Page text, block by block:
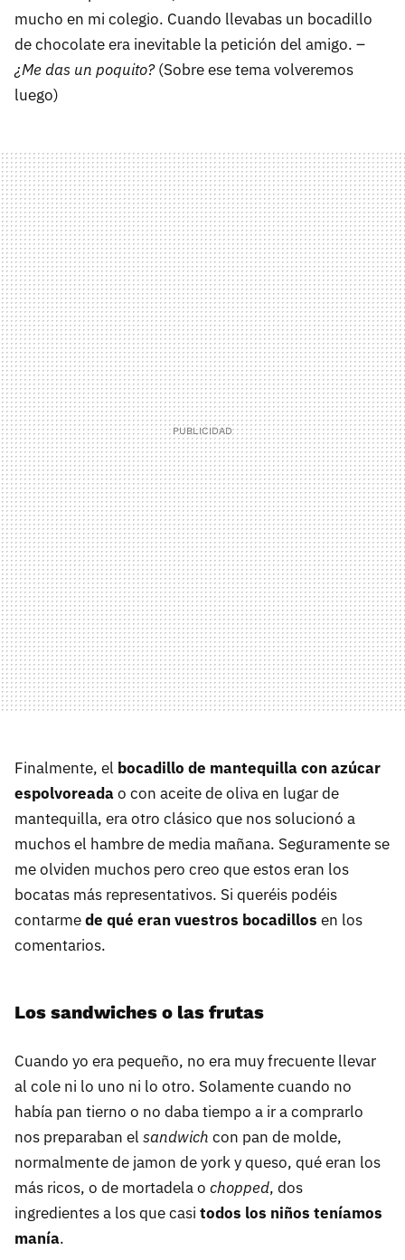
mucho en mi colegio. Cuando llevabas un bocadillo
de chocolate era inevitable la petición del amigo. –
¿Me das un poquito?(Sobre ese tema volveremos
luego)
Finalmente, el bocadillo de mantequilla con azúcar
espolvoreadao con aceite de oliva en lugar de
mantequilla, era otro clásico que nos solucionó a
muchos el hambre de media mañana. Seguramente se
me olviden muchos pero creo que estos eran los
bocatas más representativos. Si queréis podéis
contarmede qué eran vuestros bocadillos en los
comentarios.
Los sandwiches o las frutas
Cuando yo era pequeño, no era muy frecuente llevar
al cole ni lo uno ni lo otro. Solamente cuando no
había pan tierno o no daba tiempo a ir a comprarlo
nos preparaban el sandwich con pan de molde,
normalmente de jamon de york y queso, qué eran los
más ricos, o de mortadela o chopped, dos
ingredientes a los que casi todos los niños teníamos
manía.